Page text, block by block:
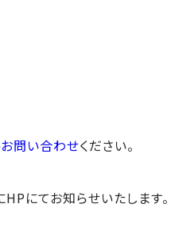
お問い合わせください。
HPにてお知らせいたします。